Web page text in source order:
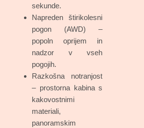
sekunde.
Napreden štirikolesni
pogon (AWD) –
popoln oprijem in
nadzor v vseh
pogojih.
Razkošna notranjost
– prostorna kabina s
kakovostnimi
materiali,
panoramskim